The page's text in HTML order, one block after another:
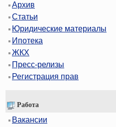
Архив
Статьи
Юридические материалы
Ипотека
ЖКХ
Пресс-релизы
Регистрация прав
Работа
Вакансии